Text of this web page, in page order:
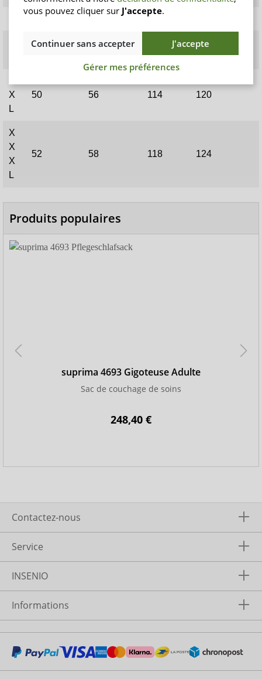
50 110
46/48 54 112
X
L
50 56 114 120
X
X
X
L
52 58 118 124
Produits populaires
suprima 4693 Gigoteuse Adulte
Sac de couchage de soins
248,40 €
Contactez-nous
Service
INSENIO
Informations
vous pouvez cliquer sur J'accepte.
Continuer sans accepter
J'accepte
Gérer mes préférences